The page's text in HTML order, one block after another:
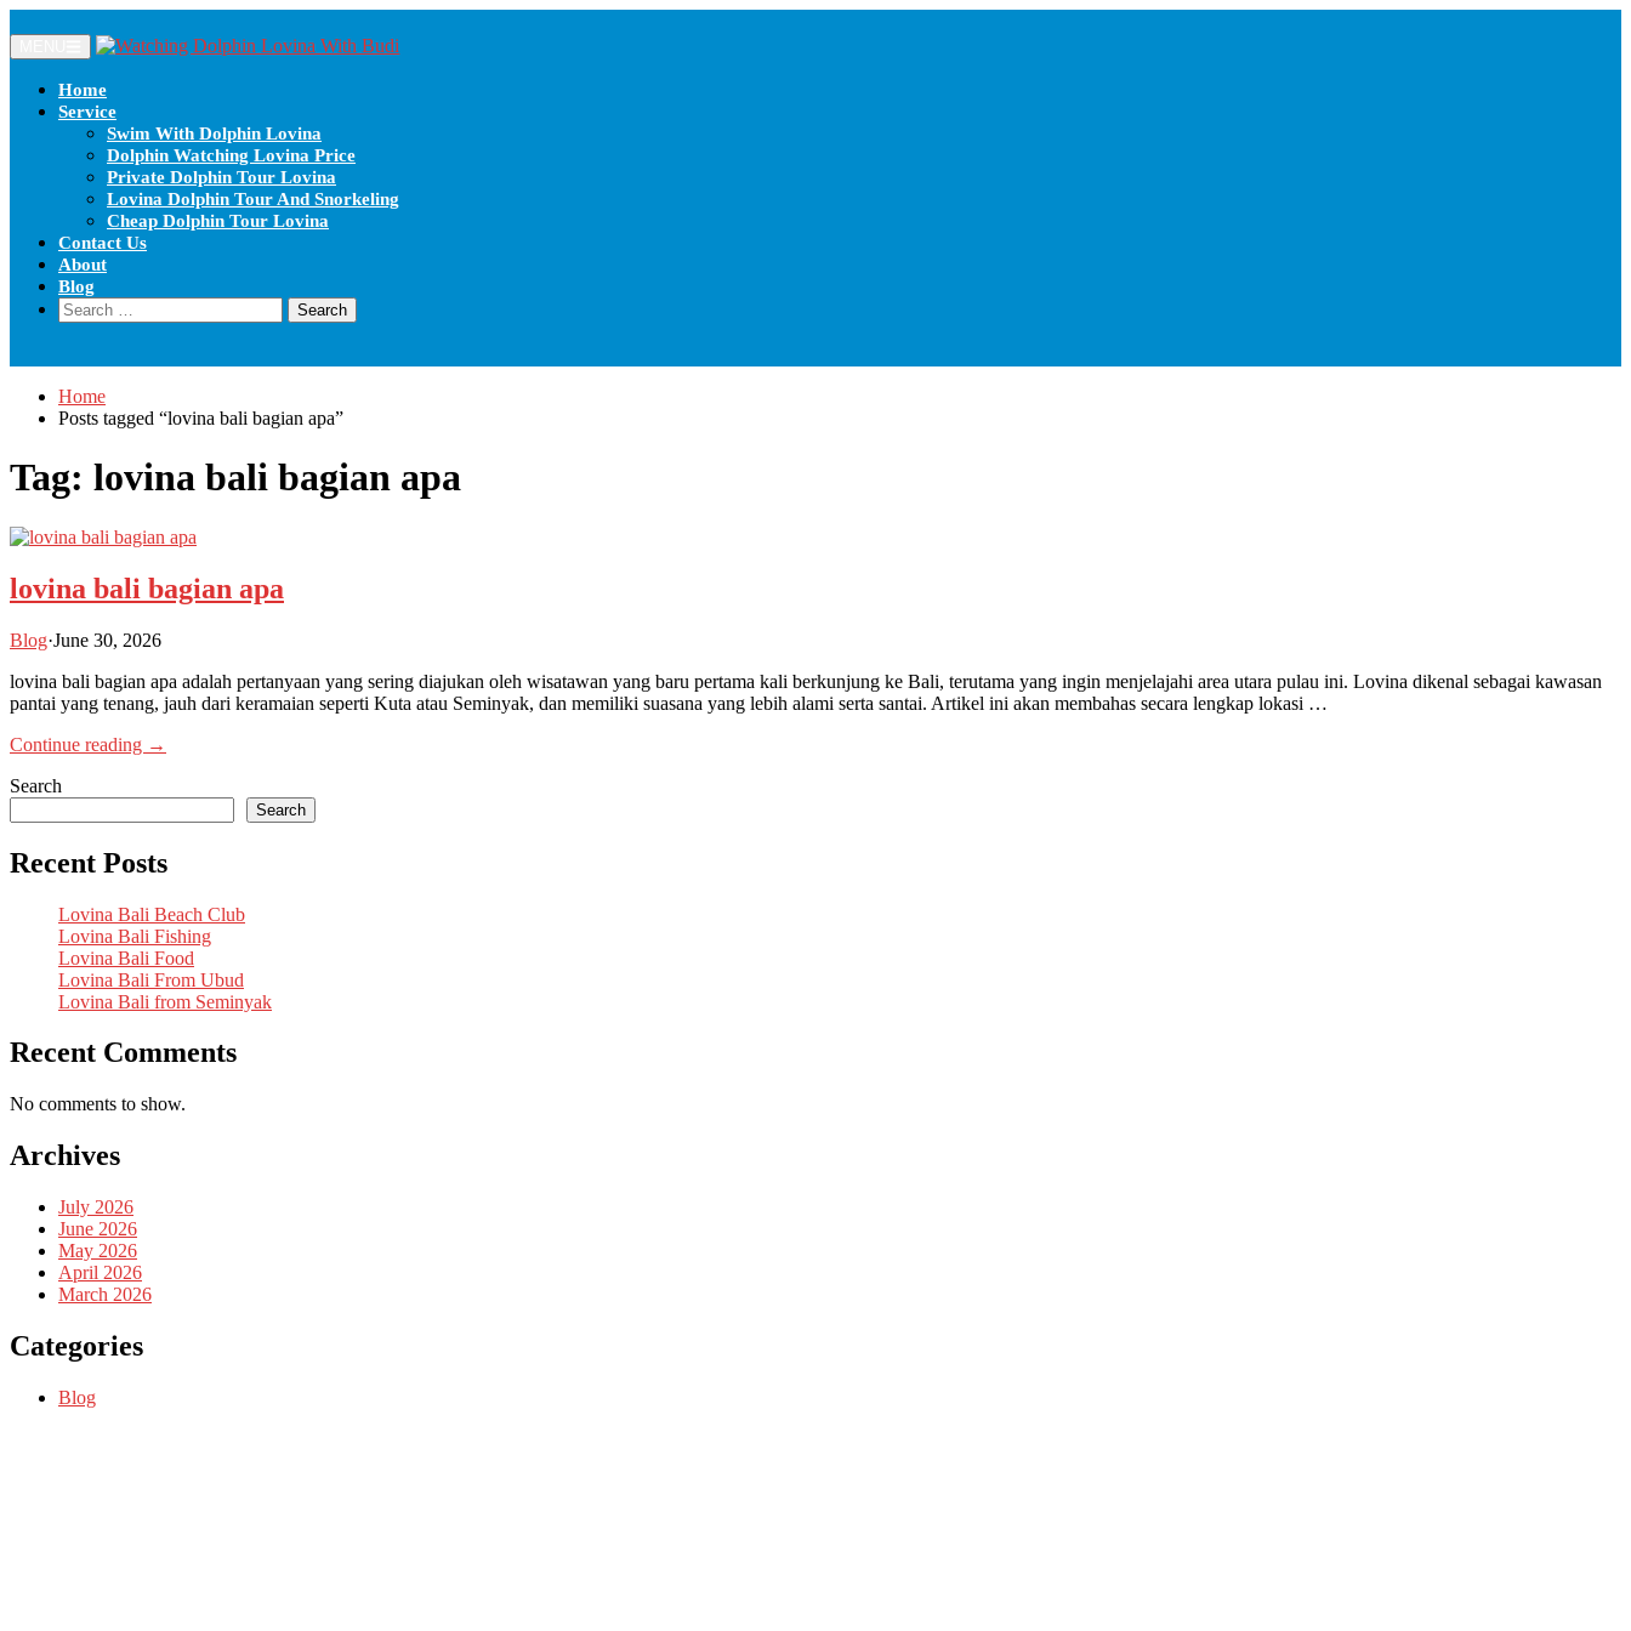
to
content
Home
Service
Swim With Dolphin Lovina
Dolphin Watching Lovina Price
Private Dolphin Tour Lovina
Lovina Dolphin Tour And Snorkeling
Cheap Dolphin Tour Lovina
Contact Us
About
Blog
Search
for:
Home
Posts tagged “lovina bali bagian apa”
Tag: lovina bali bagian apa
lovina bali bagian apa
Blog·June 30, 2026
lovina bali bagian apa adalah pertanyaan yang sering diajukan oleh wisatawan yang baru pertama kali berkunjung ke Bali, terutama yang ingin menjelajahi area utara pulau ini. Lovina dikenal sebagai kawasan
pantai yang tenang, jauh dari keramaian seperti Kuta atau Seminyak, dan memiliki suasana yang lebih alami serta santai. Artikel ini akan membahas secara lengkap lokasi …
Continue reading →
Search
Search
Recent Posts
Lovina Bali Beach Club
Lovina Bali Fishing
Lovina Bali Food
Lovina Bali From Ubud
Lovina Bali from Seminyak
Recent Comments
No comments to show.
Archives
July 2026
June 2026
May 2026
April 2026
March 2026
Categories
Blog